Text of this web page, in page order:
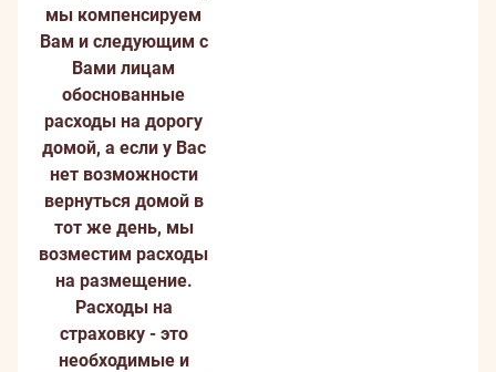
мы компенсируем
Вам и следующим с
Вами лицам
обоснованные
расходы на дорогу
домой, а если у Вас
нет возможности
вернуться домой в
тот же день, мы
возместим расходы
на размещение.
Расходы на
страховку - это
необходимые и